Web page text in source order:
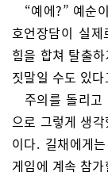
“예에?” 예순
호언장담이 실
힘을 합쳐 탈출
짓말일 수도 있
주의를 돌리
으로 그렇게 생
이다. 길채에게
게임에 계속 참